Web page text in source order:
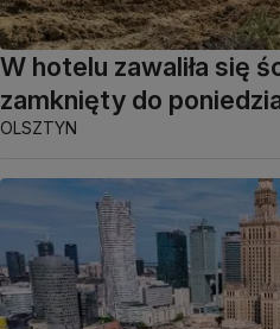
W hotelu zawaliła się
zamknięty do
OLSZTYN